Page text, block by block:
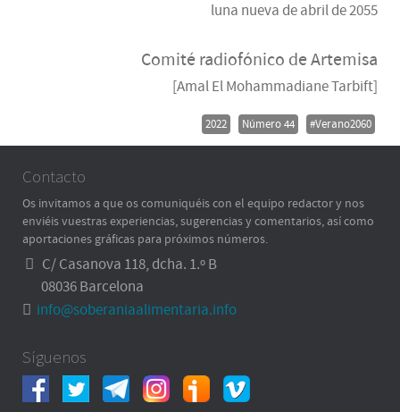
luna nueva de abril de 2055
Comité radiofónico de Artemisa
[Amal El Mohammadiane Tarbift]
2022 Número 44 #Verano2060
Contacto
Os invitamos a que os comuniquéis con el equipo redactor y nos
enviéis vuestras experiencias, sugerencias y comentarios, así como
aportaciones gráficas para próximos números.
C/ Casanova 118, dcha. 1.º B
08036 Barcelona
info@soberaniaalimentaria.info
Síguenos